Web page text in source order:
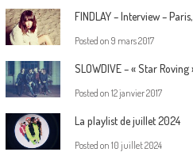
FINDLAY – Interview –
Posted on 9 mars 2017
SLOWDIVE – « Star
Posted on 12 janvier 2017
La playlist de juillet 2024
Posted on 10 juillet 2024